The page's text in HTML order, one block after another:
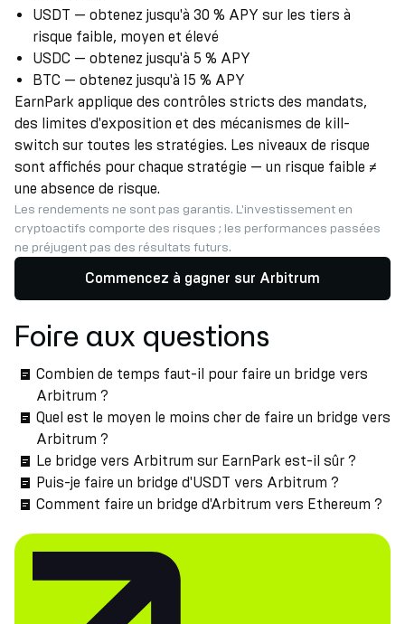
USDT — obtenez jusqu'à 30 % APY sur les tiers à
risque faible, moyen et élevé
USDC — obtenez jusqu'à 5 % APY
BTC — obtenez jusqu'à 15 % APY
EarnPark applique des contrôles stricts des mandats,
des limites d'exposition et des mécanismes de kill-
switch sur toutes les stratégies. Les niveaux de risque
sont affichés pour chaque stratégie — un risque faible ≠
une absence de risque.
Les rendements ne sont pas garantis. L'investissement en
cryptoactifs comporte des risques ; les performances passées
ne préjugent pas des résultats futurs.
Commencez à gagner sur Arbitrum
Foire aux questions
Combien de temps faut-il pour faire un bridge vers
Arbitrum ?
Quel est le moyen le moins cher de faire un bridge vers
Arbitrum ?
Le bridge vers Arbitrum sur EarnPark est-il sûr ?
Puis-je faire un bridge d'USDT vers Arbitrum ?
Comment faire un bridge d'Arbitrum vers Ethereum ?